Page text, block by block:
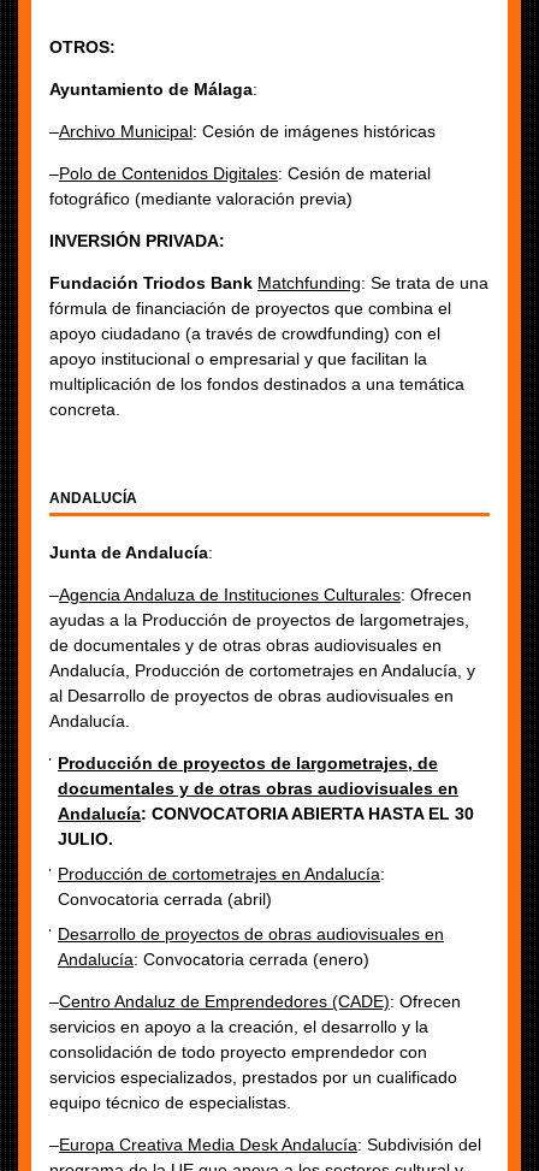
OTROS:
Ayuntamiento de Málaga:
–Archivo Municipal: Cesión de imágenes históricas
–Polo de Contenidos Digitales: Cesión de material
fotográfico (mediante valoración previa)
INVERSIÓN PRIVADA:
Fundación Triodos Bank Matchfunding: Se trata de una
fórmula de financiación de proyectos que combina el
apoyo ciudadano (a través de crowdfunding) con el
apoyo institucional o empresarial y que facilitan la
multiplicación de los fondos destinados a una temática
concreta.
ANDALUCÍA
Junta de Andalucía:
–Agencia Andaluza de Instituciones Culturales: Ofrecen
ayudas a la Producción de proyectos de largometrajes,
de documentales y de otras obras audiovisuales en
Andalucía, Producción de cortometrajes en Andalucía, y
al Desarrollo de proyectos de obras audiovisuales en
Andalucía.
Producción de proyectos de largometrajes, de
documentales y de otras obras audiovisuales en
Andalucía: CONVOCATORIA ABIERTA HASTA EL 30
JULIO.
Producción de cortometrajes en Andalucía:
Convocatoria cerrada (abril)
Desarrollo de proyectos de obras audiovisuales en
Andalucía: Convocatoria cerrada (enero)
–Centro Andaluz de Emprendedores (CADE): Ofrecen
servicios en apoyo a la creación, el desarrollo y la
consolidación de todo proyecto emprendedor con
servicios especializados, prestados por un cualificado
equipo técnico de especialistas.
–Europa Creativa Media Desk Andalucía: Subdivisión del